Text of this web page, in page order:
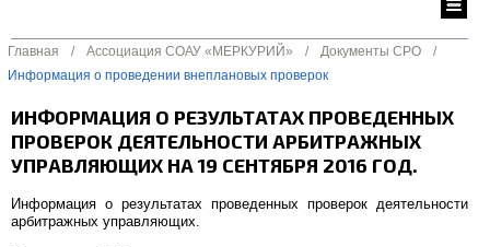
Главная / Ассоциация СОАУ «МЕРКУРИЙ» / Документы СРО
/
Информация о проведении внеплановых проверок
ИНФОРМАЦИЯ О РЕЗУЛЬТАТАХ ПРОВЕДЕННЫХ
ПРОВЕРОК ДЕЯТЕЛЬНОСТИ АРБИТРАЖНЫХ
УПРАВЛЯЮЩИХ НА 19 СЕНТЯБРЯ 2016 ГОД.
Информация о результатах проведенных проверок деятельности
арбитражных управляющих.